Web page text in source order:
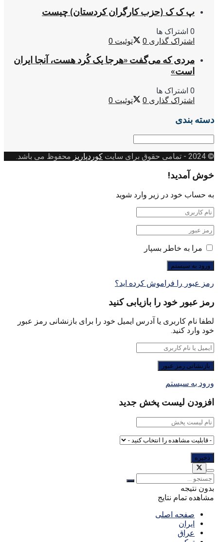
پ ک ک (حزب کارگران کردستان) چیست
0 اشتراک ها
اشتراک گذاری 0 توئیت 0
مردی که می‌گفت «هرجا یک کُرد هست، آنجا ایران
است»
0 اشتراک ها
اشتراک گذاری 0 توئیت 0
دسته بندی
© 2024
- تمامی حقوق برای سایت کوردپاریز محفوظ می باشد.
خوش آمدید!
به حساب خود در زیر وارد شوید
مرا به خاطر بسپار
رمز عبور را فراموش کرده اید؟
رمز عبور خود را بازیابی کنید
لطفا نام کاربری یا آدرس ایمیل خود را برای بازنشانی رمز عبور
خود وارد کنید.
ورود به سیستم
افزودن لیست پخش جدید
بدون نتیجه
مشاهده تمام نتایج
صفحه اصلی
ایران
عراق